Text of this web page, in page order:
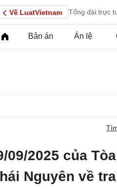
Về LuatVietnam Tổng đài trực
Bản án Án lệ
09/2025 của
Nguyên về